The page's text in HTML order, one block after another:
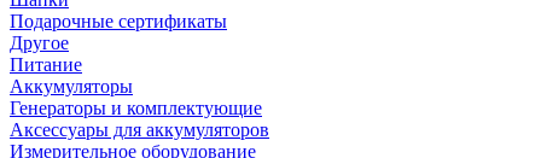
Подарочные сертификаты
Другое
Питание
Аккумуляторы
Генераторы и комплектующие
Аксессуары для аккумуляторов
Измерительное оборудование